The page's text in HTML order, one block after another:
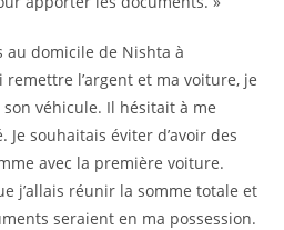
au domicile de Nishta à
remettre l’argent et ma voiture, je
véhicule. Il hésitait à me
Je souhaitais éviter d’avoir des
avec la première voiture.
j’allais réunir la somme totale et
seraient en ma possession.